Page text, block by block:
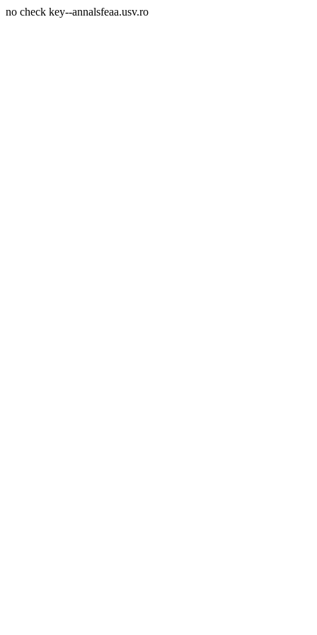
no check key--annalsfeaa.usv.ro